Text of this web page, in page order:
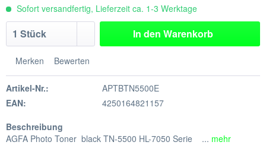
Sofort versandfertig, Lieferzeit ca. 1-3 Werktage
In den Warenkorb
Merken Bewerten
Artikel-Nr.:
APTBTN5500E
EAN:
4250164821157
Beschreibung
AGFA Photo Toner black TN-5500 HL-7050 Serie ... mehr